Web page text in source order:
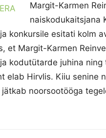
Margit-Karmen
naiskodukaitsjana
konkursile esitati kolm
et Margit-Karmen
kodutütarde juhina
elab Hirvlis. Kiiu senine
noorsootööga